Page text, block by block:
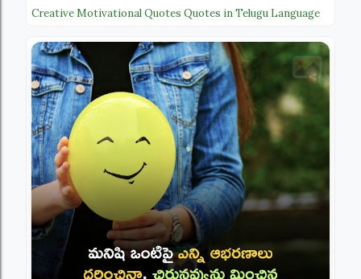
Creative Motivational Quotes Quotes in Telugu Language